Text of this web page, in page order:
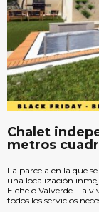
Chalet
metros
La parcela en la que
una localización
Elche o Valverde. La
todos los servicios